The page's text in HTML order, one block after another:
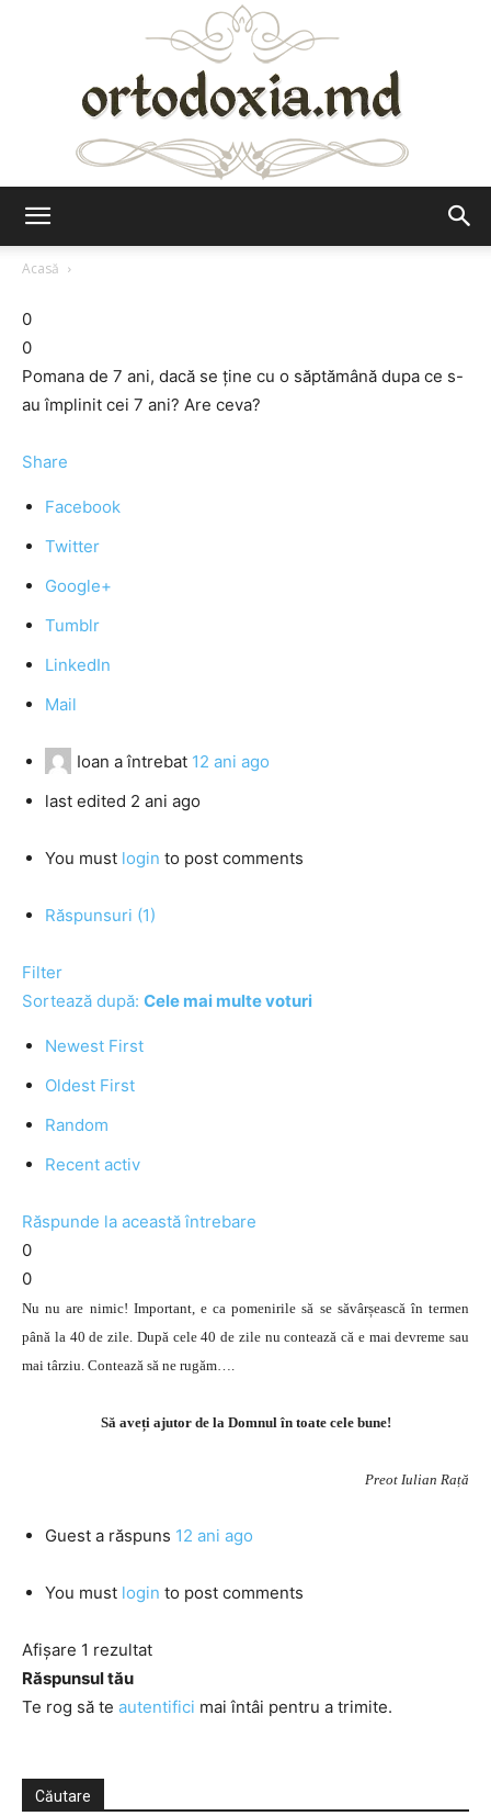
Acasă
0
0
Pomana de 7 ani, dacă se ține cu o săptămână dupa ce s-
au împlinit cei 7 ani? Are ceva?
Share
Facebook
Twitter
Google+
Tumblr
LinkedIn
Mail
Ioan a întrebat 12 ani ago
last edited 2 ani ago
You must login to post comments
Răspunsuri (1)
Filter
Sortează după: Cele mai multe voturi
Newest First
Oldest First
Random
Recent activ
Răspunde la această întrebare
0
0
Nu nu are nimic! Important, e ca pomenirile să se săvârșească în termen
până la 40 de zile. După cele 40 de zile nu contează că e mai devreme sau
mai târziu. Contează să ne rugăm….
Să aveți ajutor de la Domnul în toate cele bune!
Preot Iulian Rață
Guest a răspuns 12 ani ago
You must login to post comments
Afișare 1 rezultat
Răspunsul tău
Te rog să te autentifici mai întâi pentru a trimite.
Căutare